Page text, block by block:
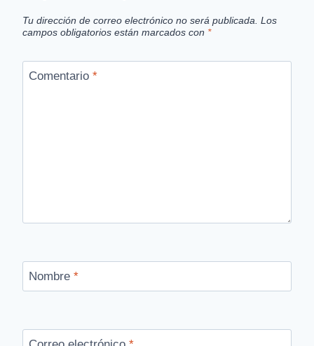
Tu dirección de correo electrónico no será publicada. Los
campos obligatorios están marcados con *
Comentario *
Nombre *